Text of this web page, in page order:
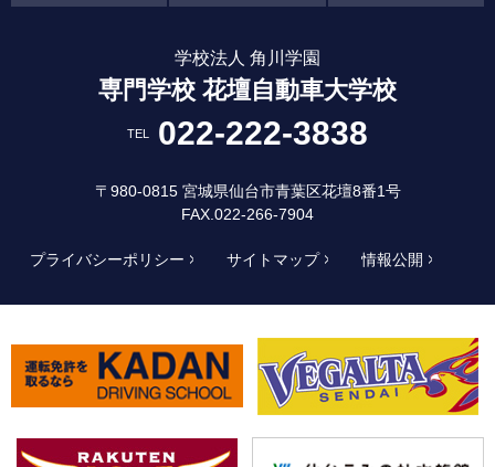
学校法人 角川学園
専門学校 花壇自動車大学校
TEL 022-222-3838
〒980-0815 宮城県仙台市青葉区花壇8番1号
FAX.022-266-7904
プライバシーポリシー サイトマップ 情報公開